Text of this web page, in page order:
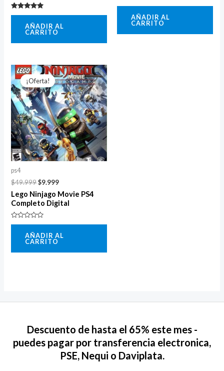
Valorado
AÑADIR AL
CARRITO
Valorado
AÑADIR AL
CARRITO
¡Oferta!
¡Oferta!
ps4
$49.999
El
precio
original
era:
$49.999.
$9.999
El
precio
actual
es:
$9.999.
Lego Ninjago Movie PS4
Completo Digital
Valorado
AÑADIR AL
CARRITO
Descuento de hasta el 65% este mes -
puedes pagar por transferencia electronica,
PSE, Nequi o Daviplata.